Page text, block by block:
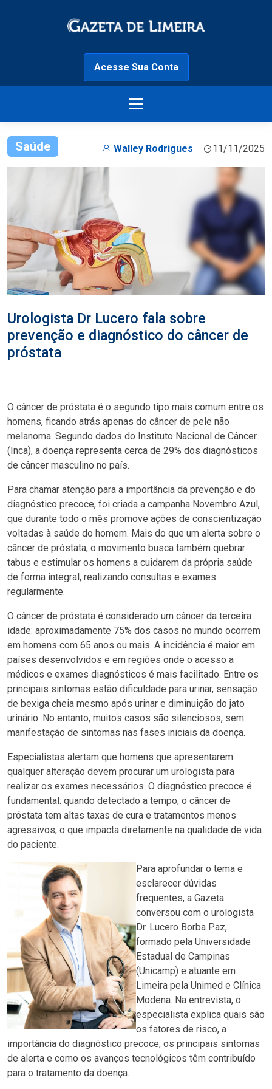
Acesse Sua Conta
Saúde Walley Rodrigues 11/11/2025
Urologista Dr Lucero fala sobre
prevenção e diagnóstico do câncer de
próstata
O câncer de próstata é o segundo tipo mais comum entre os
homens, ficando atrás apenas do câncer de pele não
melanoma. Segundo dados do Instituto Nacional de Câncer
(Inca), a doença representa cerca de 29% dos diagnósticos
de câncer masculino no país.
Para chamar atenção para a importância da prevenção e do
diagnóstico precoce, foi criada a campanha Novembro Azul,
que durante todo o mês promove ações de conscientização
voltadas à saúde do homem. Mais do que um alerta sobre o
câncer de próstata, o movimento busca também quebrar
tabus e estimular os homens a cuidarem da própria saúde
de forma integral, realizando consultas e exames
regularmente.
O câncer de próstata é considerado um câncer da terceira
idade: aproximadamente 75% dos casos no mundo ocorrem
em homens com 65 anos ou mais. A incidência é maior em
países desenvolvidos e em regiões onde o acesso a
médicos e exames diagnósticos é mais facilitado. Entre os
principais sintomas estão dificuldade para urinar, sensação
de bexiga cheia mesmo após urinar e diminuição do jato
urinário. No entanto, muitos casos são silenciosos, sem
manifestação de sintomas nas fases iniciais da doença.
Especialistas alertam que homens que apresentarem
qualquer alteração devem procurar um urologista para
realizar os exames necessários. O diagnóstico precoce é
fundamental: quando detectado a tempo, o câncer de
próstata tem altas taxas de cura e tratamentos menos
agressivos, o que impacta diretamente na qualidade de vida
do paciente.
Para aprofundar o tema e
esclarecer dúvidas
frequentes, a Gazeta
conversou com o urologista
Dr. Lucero Borba Paz,
formado pela Universidade
Estadual de Campinas
(Unicamp) e atuante em
Limeira pela Unimed e Clínica
Modena. Na entrevista, o
especialista explica quais são
os fatores de risco, a
importância do diagnóstico precoce, os principais sintomas
de alerta e como os avanços tecnológicos têm contribuído
para o tratamento da doença.